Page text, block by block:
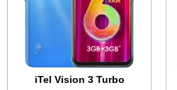
iTel Vision 3 Turbo
الكاميرا:5 + 0.3 ميجابكسل
المعالج:Unisoc SC7731E
البطارية:4000 مللي أمبير
عرض الموصفات ←